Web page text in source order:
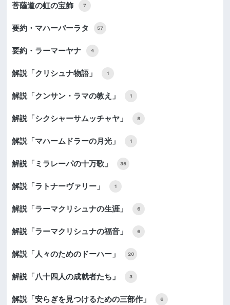
菩薩道の虹の宝飾 7
要約・マハーバーラタ 57
要約・ラーマーヤナ 4
解説「クリシュナ物語」 1
解説「クンサン・ラマの教え」 1
解説「シクシャーサムッチャヤ」 8
解説「マハームドラーの月光」 1
解説「ミラレーパの十万歌」 35
解説「ラトナーヴァリー」 1
解説「ラーマクリシュナの生涯」 6
解説「ラーマクリシュナの福音」 6
解説「人々のためのドーハー」 20
解説「八十四人の成就者たち」 3
解説「安らぎを見つけるための三部作」 6